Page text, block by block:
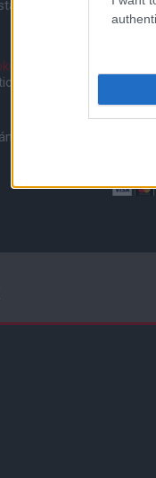
illetve Wan-
mobil applikációt
adományoddal a